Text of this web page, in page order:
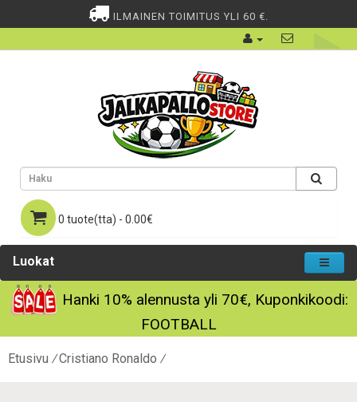
ILMAINEN TOIMITUS YLI 60 €.
0 tuote(tta) - 0.00€
Luokat
Hanki 10% alennusta yli 70€, Kuponkikoodi:
FOOTBALL
Etusivu Cristiano Ronaldo